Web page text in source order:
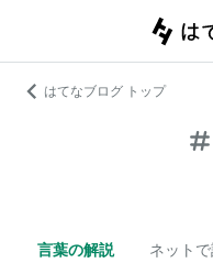
はてなブログ トップ
言葉の解説 ネット